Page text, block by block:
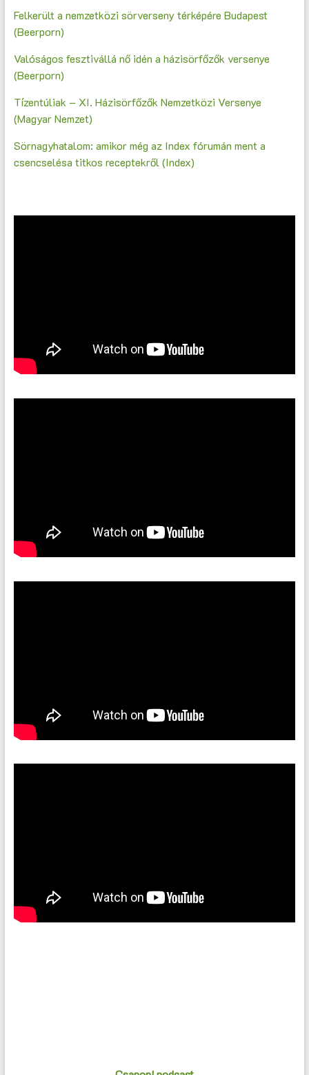
Felkerült a nemzetközi sörverseny térképére Budapest
(Beerporn)
Valóságos fesztivállá nő idén a házisörfőzők versenye
(Beerporn)
Tízentúliak – XI. Házisörfőzők Nemzetközi Versenye
(Magyar Nemzet)
Sörnagyhatalom: amikor még az Index fórumán ment a
csencselésa titkos receptekről (Index)